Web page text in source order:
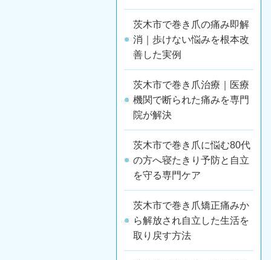
茨木市で巻き爪の痛み即解
消｜歩けない悩みを根本改
善した実例
茨木市で巻き爪治療｜医療
機関で断られた痛みを専門
院が解決
茨木市で巻き爪に悩む80代
の方へ寝たきり予防と自立
を守る専門ケア
茨木市で巻き爪矯正痛みか
ら解放され自立した生活を
取り戻す方法